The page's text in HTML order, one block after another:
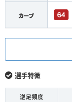
選手特徴
逆足頻度